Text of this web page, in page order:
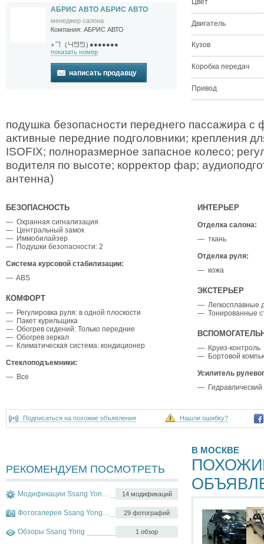
АБРИС АВТО АБРИС АВТО
менеджер салона
Компания: АБРИС АВТО
+ ( ) ●●●●●●●
показать номер
написать продавцу
Цвет
Двигатель
Кузов
Коробка передач
Привод
подушка безопасности переднего пассажира с
активные передние подголовники; крепления
ISOFIX; полноразмерное запасное колесо;
водителя по высоте; корректор фар;
антенна)
БЕЗОПАСНОСТЬ
— Охранная сигнализация
— Центральный замок
— Иммобилайзер
— Подушки безопасности: 2
Система курсовой стабилизации:
— ABS
КОМФОРТ
— Регулировка руля: в одной плоскости
— Пакет курильщика
— Обогрев сидений: Только передние
— Обогрев зеркал
— Климатическая система: кондиционер
Стеклоподъемники:
— Все
ИНТЕРЬЕР
Отделка салона:
— ткань
Отделка руля:
— кожа
ЭКСТЕРЬЕР
— Легкосплавные
— Тонированные
— Круиз-контроль
— Бортовой
Усилитель
— Гидравлический
Подписаться на похожие объявления Нашли ошибку?
РЕКОМЕНДУЕМ ПОСМОТРЕТЬ
14 модификаций
Модификации Ssang Yong Actyon
29 фотографий
Фотогалерея Ssang Yong Actyon
1 обзор
Обзоры Ssang Yong
В МОСКВЕ